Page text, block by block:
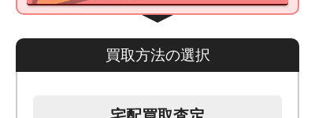
買取方法の選択